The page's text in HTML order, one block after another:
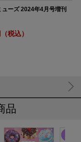
ューズ 2024年4月号増刊
税込）
品